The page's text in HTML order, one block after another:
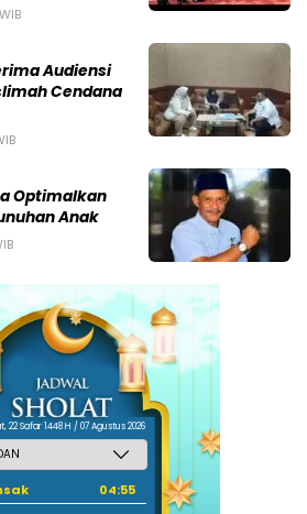
Audiensi
Cendana
Optimalkan
Anak
22 Safar 1448 H / 07 Agustus 2026
04:55